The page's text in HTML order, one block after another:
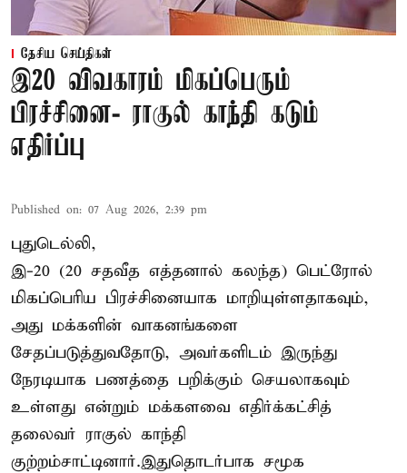
தேசிய செய்திகள்
இ20 விவகாரம் மிகப்பெரும்
பிரச்சினை- ராகுல் காந்தி கடும்
எதிர்ப்பு
Published on: 07 Aug 2026, 2:39 pm
புதுடெல்லி,
இ-20 (20 சதவீத எத்தனால் கலந்த) பெட்ரோல்
மிகப்பெரிய பிரச்சினையாக மாறியுள்ளதாகவும்,
அது மக்களின் வாகனங்களை
சேதப்படுத்துவதோடு, அவர்களிடம் இருந்து
நேரடியாக பணத்தை பறிக்கும் செயலாகவும்
உள்ளது என்றும் மக்களவை எதிர்க்கட்சித்
தலைவர் ராகுல் காந்தி
குற்றம்சாட்டினார்.இதுதொடர்பாக சமூக